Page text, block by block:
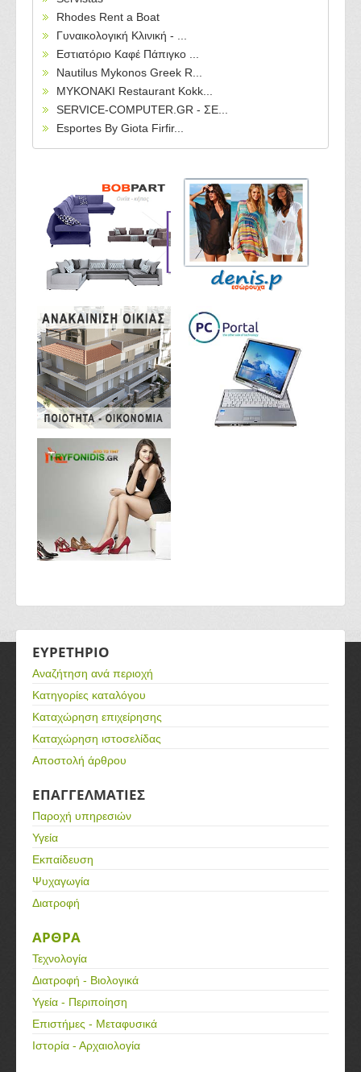
Rhodes Rent a Boat
Γυναικολογική Κλινική - ...
Εστιατόριο Καφέ Πάπιγκο ...
Nautilus Mykonos Greek R...
MYKONAKI Restaurant Kokk...
SERVICE-COMPUTER.GR - ΣΕ...
Esportes By Giota Firfir...
ΕΥΡΕΤΗΡΙΟ
Αναζήτηση ανά περιοχή
Κατηγορίες καταλόγου
Καταχώρηση επιχείρησης
Καταχώρηση ιστοσελίδας
Αποστολή άρθρου
ΕΠΑΓΓΕΛΜΑΤΙΕΣ
Παροχή υπηρεσιών
Υγεία
Εκπαίδευση
Ψυχαγωγία
Διατροφή
ΑΡΘΡΑ
Τεχνολογία
Διατροφή - Βιολογικά
Υγεία - Περιποίηση
Επιστήμες - Μεταφυσικά
Ιστορία - Αρχαιολογία